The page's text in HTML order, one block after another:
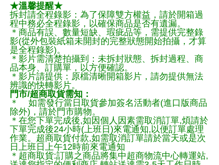
★溫馨提醒★
拆封請全程錄影：為了保障雙方權益，請於開箱過
程中務必全程錄影，以確保商品是否有遺漏。
＊商品有誤、數量短缺、瑕疵品等，需提供完整錄
影(從外包裝紙箱未開封的完整狀態開始拍攝，才算
是全程錄影)。
＊影片需清楚拍攝到：未拆封狀態、拆封過程、商
品本身、訂購單，以方便確認。
＊影片請提供：原檔清晰開箱影片，請勿提供無法
辨識的快轉影片。
門市/超商取貨需知：
＊ 如需發行當日取貨參加簽名活動者(進口版商品
除外)，請於門市購物。
＊在您下單完成後,如因個人因素需取消訂單,煩請於
下單完成後24小時(上班日)來電通知,以便訂單處理
作業。超商取貨付款,如需取消訂單請於當天或是次
日上班日上午12時前來電通知
＊超商取貨:訂購之商品將集中超商物流中心轉運站,